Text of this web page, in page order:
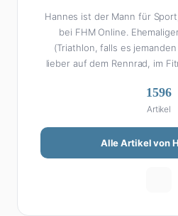
Hannes ist der Mann für
bei FHM Online.
(Triathlon, falls es
lieber auf dem Rennrad, im
enzyklopädisch: Egal ob
UFC oder Olympia –
Einschätzungen mit der
Fans. Aber Sport ist nur die
auch unser Auto-Experte.
1596
Artikel
Alle Artikel von